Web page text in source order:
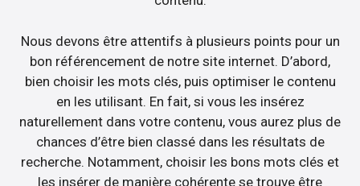
Nous devons être attentifs à plusieurs points pour un
bon référencement de notre site internet. D’abord,
bien choisir les mots clés, puis optimiser le contenu
en les utilisant. En fait, si vous les insérez
naturellement dans votre contenu, vous aurez plus de
chances d’être bien classé dans les résultats de
recherche. Notamment, choisir les bons mots clés et
les insérer de manière cohérente se trouve être